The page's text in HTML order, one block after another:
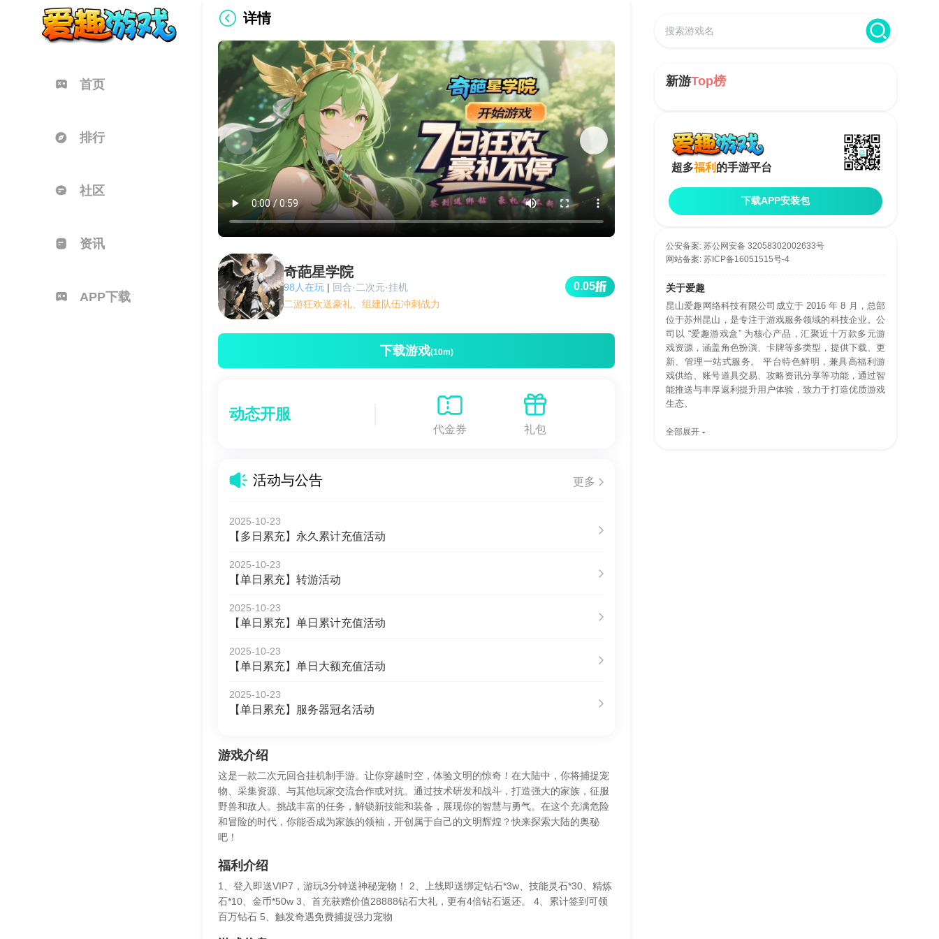
首页
排行
社区
资讯
APP下载
详情
奇葩星学院
98人在玩 | 回合·二次元·挂机
二游狂欢送豪礼、组建队伍冲刺战力
0.05
下载游戏(10m)
动态开服
代金券 礼包
活动与公告 更多
2025-10-23
【多日累充】永久累计充值活动
2025-10-23
【单日累充】转游活动
2025-10-23
【单日累充】单日累计充值活动
2025-10-23
【单日累充】单日大额充值活动
2025-10-23
【单日累充】服务器冠名活动
游戏介绍
这是一款二次元回合挂机制手游。让你穿越时空，体验文明的惊奇！在大陆中，你将捕捉宠
物、采集资源、与其他玩家交流合作或对抗。通过技术研发和战斗，打造强大的家族，征服
野兽和敌人。挑战丰富的任务，解锁新技能和装备，展现你的智慧与勇气。在这个充满危险
和冒险的时代，你能否成为家族的领袖，开创属于自己的文明辉煌？快来探索大陆的奥秘
吧！
福利介绍
1、登入即送VIP7，游玩3分钟送神秘宠物！ 2、上线即送绑定钻石*3w、技能灵石*30、精炼
石*10、金币*50w 3、首充获赠价值28888钻石大礼，更有4倍钻石返还。 4、累计签到可领
百万钻石 5、触发奇遇免费捕捉强力宠物
新游Top榜
超多福利 的手游平台
下载APP安装包
公安备案: 苏公网安备 32058302002633号
网站备案: 苏ICP备16051515号-4
关于爱趣
昆山爱趣网络科技有限公司成立于 2016 年 8 月，总部
位于苏州昆山，是专注于游戏服务领域的科技企业。公
司以 “爱趣游戏盒” 为核心产品，汇聚近十万款多元游
戏资源，涵盖角色扮演、卡牌等多类型，提供下载、更
新、管理一站式服务。 平台特色鲜明，兼具高福利游
戏供给、账号道具交易、攻略资讯分享等功能，通过智
能推送与丰厚返利提升用户体验，致力于打造优质游戏
生态。
全部展开